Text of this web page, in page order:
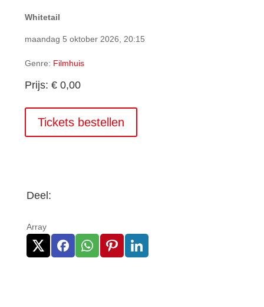
Whitetail
maandag 5 oktober 2026, 20:15
Genre: Filmhuis
Prijs: € 0,00
Tickets bestellen
Deel:
Array